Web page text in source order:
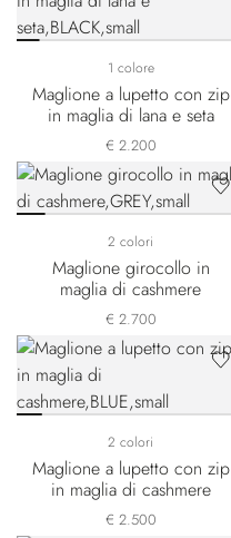
1 colore
Maglione a lupetto con zip
in maglia di lana e seta
€ 2.200
2 colori
Maglione girocollo in
maglia di cashmere
€ 2.700
2 colori
Maglione a lupetto con zip
in maglia di cashmere
€ 2.500